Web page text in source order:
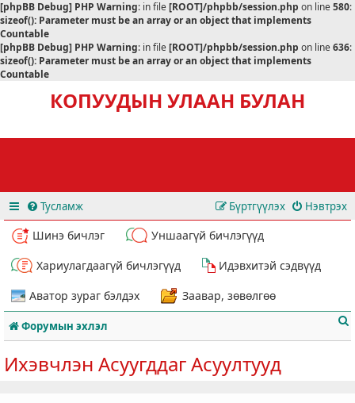
[phpBB Debug] PHP Warning: in file[ROOT]/phpbb/session.php on line580:
sizeof(): Parameter must be an array or an object that implements
Countable
[phpBB Debug] PHP Warning: in file[ROOT]/phpbb/session.php on line636:
sizeof(): Parameter must be an array or an object that implements
Countable
КОПУУДЫН УЛААН БУЛАН
Тусламж Нэвтрэх
Бүртгүүлэх
Шинэ бичлэг
Уншаагүй бичлэгүүд
Хариулагдаагүй бичлэгүүд
Идэвхитэй сэдвүүд
Аватор зураг бэлдэх
Заавар, зөвөлгөө
Форумын эхлэл
Ихэвчлэн Асуугддаг Асуултууд